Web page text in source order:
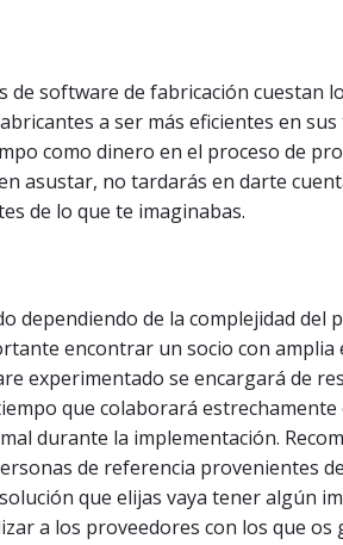
de software de fabricación cuestan
a ser más eficientes en
como dinero en el proceso de
asustar, no tardarás en darte
de lo que te imaginabas.
dependiendo de la complejidad del
encontrar un socio con amplia
experimentado se encargará de
que colaborará
durante la implementación.
de referencia provenientes
que elijas vaya tener algún
a los proveedores con los que os